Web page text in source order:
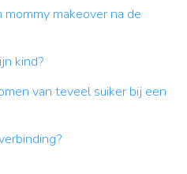
makeover na de
kind?
van teveel suiker bij een